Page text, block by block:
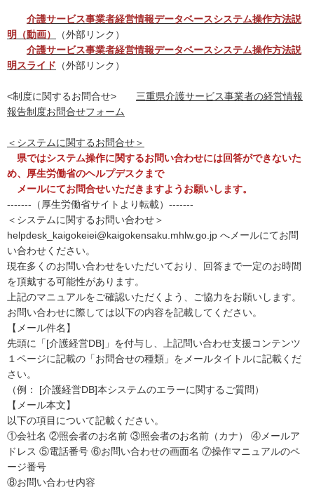
介護サービス事業者経営情報データベースシステム操作方法説
明（動画）
（外部リンク）
介護サービス事業者経営情報データベースシステム操作方法説
明スライド （外部リンク）
<制度に関するお問合せ> 三重県介護サービス事業者の経営情報
報告制度お問合せフォーム
＜システムに関するお問合せ＞
県ではシステム操作に関するお問い合わせには回答ができないた
め、厚生労働省のヘルプデスクまで
メールにてお問合せいただきますようお願いします。
-------（厚生労働省サイトより転載）-------
＜システムに関するお問い合わせ＞
helpdesk_kaigokeiei@kaigokensaku.mhlw.go.jp へメールにてお問
い合わせください。
現在多くのお問い合わせをいただいており、回答まで一定のお時間
を頂戴する可能性があります。
上記のマニュアルをご確認いただくよう、ご協力をお願いします。
お問い合わせに際しては以下の内容を記載してください。
【メール件名】
先頭に「[介護経営DB]」を付与し、上記問い合わせ支援コンテンツ
１ページに記載の「お問合せの種類」をメールタイトルに記載くだ
さい。
（例： [介護経営DB]本システムのエラーに関するご質問）
【メール本文】
以下の項目について記載ください。
①会社名 ②照会者のお名前 ③照会者のお名前（カナ） ④メールア
ドレス ⑤電話番号 ⑥お問い合わせの画面名 ⑦操作マニュアルのペ
ージ番号
⑧お問い合わせ内容